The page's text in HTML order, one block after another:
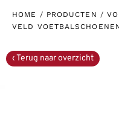
HOME / PRODUCTEN /
VELD